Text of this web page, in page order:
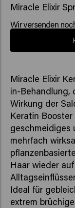
Miracle Elixir
Wir versenden
Miracle Elixir
in-Behandlung,
Wirkung der
Keratin
geschmeidiges
mehrfach
Haar wieder
Ideal für
extrem